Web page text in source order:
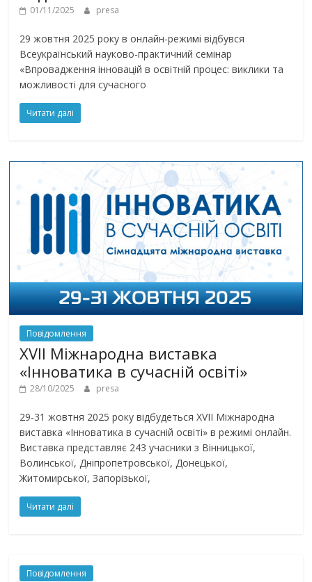
01/11/2025 presa
29 жовтня 2025 року в онлайн-режимі відбувся
Всеукраїнський науково-практичний семінар
«Впровадження інновацій в освітній процес: виклики та
можливості для сучасного
Читати далі
Повідомлення
XVII Міжнародна виставка
«Інноватика в сучасній освіті»
28/10/2025 presa
29-31 жовтня 2025 року відбудеться XVII Міжнародна
виставка «Інноватика в сучасній освіті» в режимі онлайн.
Виставка представляє 243 учасники з Вінницької,
Волинської, Дніпропетровської, Донецької,
Житомирської, Запорізької,
Читати далі
Повідомлення